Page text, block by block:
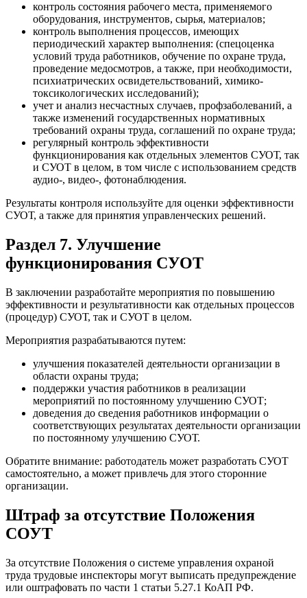
контроль состояния рабочего места, применяемого
оборудования, инструментов, сырья, материалов;
контроль выполнения процессов, имеющих
периодический характер выполнения: (спецоценка
условий труда работников, обучение по охране труда,
проведение медосмотров, а также, при необходимости,
психиатрических освидетельствований, химико-
токсикологических исследований);
учет и анализ несчастных случаев, профзаболеваний, а
также изменений государственных нормативных
требований охраны труда, соглашений по охране труда;
регулярный контроль эффективности
функционирования как отдельных элементов СУОТ, так
и СУОТ в целом, в том числе с использованием средств
аудио-, видео-, фотонаблюдения.
Результаты контроля используйте для оценки эффективности
СУОТ, а также для принятия управленческих решений.
Раздел 7. Улучшение
функционирования СУОТ
В заключении разработайте мероприятия по повышению
эффективности и результативности как отдельных процессов
(процедур) СУОТ, так и СУОТ в целом.
Мероприятия разрабатываются путем:
улучшения показателей деятельности организации в
области охраны труда;
поддержки участия работников в реализации
мероприятий по постоянному улучшению СУОТ;
доведения до сведения работников информации о
соответствующих результатах деятельности организации
по постоянному улучшению СУОТ.
Обратите внимание: работодатель может разработать СУОТ
самостоятельно, а может привлечь для этого сторонние
организации.
Штраф за отсутствие Положения
СОУТ
За отсутствие Положения о системе управления охраной
труда трудовые инспекторы могут выписать предупреждение
или оштрафовать по части 1 статьи 5.27.1 КоАП РФ.